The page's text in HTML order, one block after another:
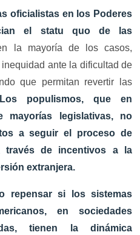
oficialistas en los Poderes
el statu quo de las
la mayoría de los casos,
ante la dificultad de
que permitan revertir las
Los populismos, que en
mayorías legislativas, no
a seguir el proceso de
través de incentivos a la
extranjera.
repensar si los sistemas
en sociedades
tienen la dinámica